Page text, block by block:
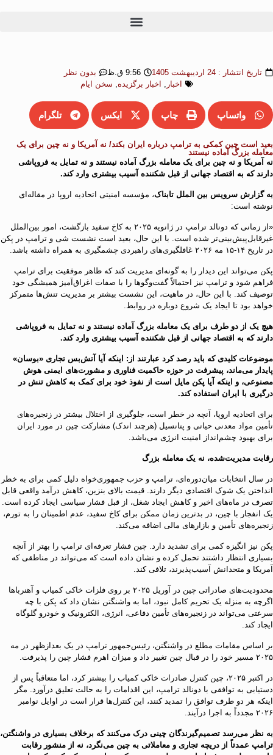
تاریخ انتشار : 24 اردیبهشت 1405 9:56 ق.ظ
بدون نظر
اخبار , اخبار برگزیده, سخن ایام
واتساپ چاپ ایکس تلگرام
بعید است چین کمکی به ترامپ درباره ایران بکند/ نه آمریکا و نه چین برای یک
معامله بزرگ آماده نیستند
نه آمریکا و نه چین برای یک معامله بزرگ آماده نیستند و نه تمایل به فروپاشی
دارند که به اقتصاد جهانی از قبل شکننده آسیب بیشتری وارد کند.
به گزارش سرویس بین الملل تابناک، مؤسسه امنیتی اتحادیه اروپا در مقاله‌ای
نوشته است:
«از زمانی که دونالد ترامپ در ژانویه ۲۰۲۵ به کاخ سفید بازگشت، امور بین‌الملل
غیرقابل‌پیش‌بینی‌تر شده است. با این حال، بعید است نشست شی و ترامپ در پکن
در تاریخ ۱۴-۱۵ مه ۲۰۲۶ غافلگیری‌های راهبردی چشمگیری به همراه داشته باشد.
پکن می‌تواند این دیدار را به گونه‌ای مدیریت کند که ظاهر موفقیت برای ترامپ
فراهم شود و ترامپ نیز احتمالاً گفت‌و‌گو‌ها را با صفات اغراق‌آمیز همیشگی خود
توصیف کند. با این حال، در ماهیت، این نشست بیشتر بر مدیریت تنش‌ها متمرکز
خواهد بود تا ایجاد یک شروع دوباره در روابط.
هیچ یک از دو طرف برای یک معامله بزرگ آماده نیستند و نه تمایل به فروپاشی
دارند که به اقتصاد جهانی از قبل شکننده آسیب بیشتری وارد کند.
موضوعات کلیدی که باید رصد کرد عبارتند از: اینکه آیا آتش‌بس تجاری «بوسان»
پایدار می‌ماند، پیشرفت در حوزه حاکمیت فناوری و مشورت‌های ایمنی هوش
مصنوعی، و اینکه آیا پکن مایل است از نفوذ خود برای کمک به کاهش تنش در
درگیری با ایران استفاده کند.
برای اتحادیه اروپا، آنچه در خطر است، جلوگیری از اختلال بیشتر در زنجیره‌های
تأمین مواد معدنی حیاتی و پتانسیل (هرچند اندک) مشارکت چین در مورد ایران
برای بهبود چشم‌انداز امنیت انرژی می‌باشد.
رقابت مدیریت‌شده، نه یک معامله بزرگ
در سال انتخابات میان‌دوره‌ای، ترامپ و حزب جمهوری‌خواه دلیل کمی برای به خطر
انداختن یک شوک اقتصادی دیگر دارند. قیمت بالای بنزین، کاهش درآمد واقعی قابل
تصرف در ماه‌های اخیر و کاهش ایجاد شغل، از قبل فشار سیاسی ایجاد کرده است.
یک انفجار با چین، در بدترین زمان ممکن برای کاخ سفید، عدم اطمینان را به تورم،
زنجیره‌های تأمین و بازار‌های مالی اضافه می‌کند.
پکن نیز انگیزه کمی برای تشدید دارد. چین فشار تعرفه‌ای ترامپ را بهتر از آنچه
بسیاری انتظار داشتند تحمل کرده و نشان داده است که می‌تواند در مناطقی که
آمریکا و متحدانش آسیب‌پذیرند، تلافی کند.
محدودیت‌های صادراتی چین در آوریل ۲۰۲۵ بر روی فلزات خاکی کمیاب و آهنربا‌ها
اگرچه به منزله یک تحریم کامل نبود، اما به واشنگتن نشان داد که پکن با چه
سرعتی می‌تواند در زنجیره‌های تأمین دفاعی، انرژی، الکترونیک و خودرو گلوگاه
ایجاد کند.
بر اساس مقامات مطلع در واشنگتن، رئیس‌جمهور ترامپ در یک بعدازظهر در مه
۲۰۲۵ مسیر خود را در قبال چین تغییر داد و میزان اهرم فشار چین را پذیرفت.
در اکتبر ۲۰۲۵، چین کنترل صادرات خاکی کمیاب را بیشتر کرد، اما متعاقباً پس از
دستیابی به توافقی با دونالد ترامپ، این اقدامات را به حالت تعلیق درآورد. مگر
اینکه هر دو طرف توافق را تمدید کنند، این کنترل‌ها قرار است در اوایل نوامبر
۲۰۲۶ مجدداً به اجرا درآیند.
به نظر می‌رسد تصمیم‌گیرندگان چینی درک می‌کنند که برخلاف بسیاری در واشنگتن،
ترامپ عمدتاً از دریچه تجاری و معاملاتی به چین می‌نگرد، نه از منشور رقابت